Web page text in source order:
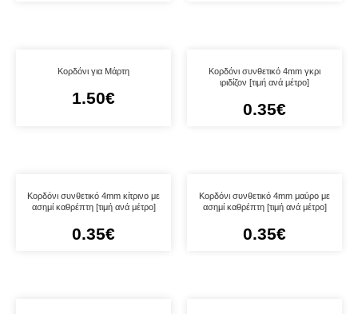
Κορδόνι για Μάρτη
1.50€
Κορδόνι συνθετικό 4mm γκρι
ιριδίζον [τιμή ανά μέτρο]
0.35€
Κορδόνι συνθετικό 4mm κίτρινο με
ασημί καθρέπτη [τιμή ανά μέτρο]
0.35€
Κορδόνι συνθετικό 4mm μαύρο με
ασημί καθρέπτη [τιμή ανά μέτρο]
0.35€